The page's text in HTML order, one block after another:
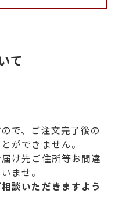
て
で、ご注文完了後の
ができません。
け先ご住所等お間違
ませ。
談いただきますよう